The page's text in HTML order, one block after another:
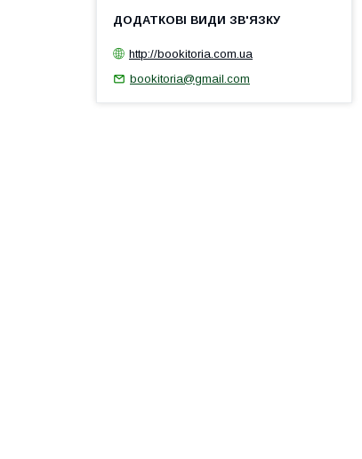
http://bookitoria.com.ua
bookitoria@gmail.com